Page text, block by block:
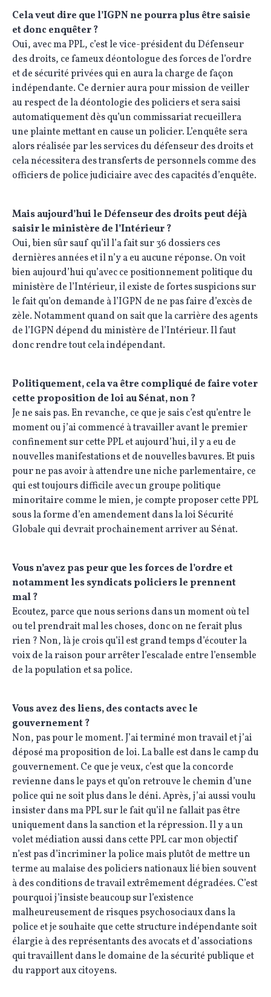
Cela veut dire que l’IGPN ne pourra plus être saisie
et donc enquêter ?
Oui, avec ma PPL, c’est le vice-président du Défenseur
des droits, ce fameux déontologue des forces de l’ordre
et de sécurité privées qui en aura la charge de façon
indépendante. Ce dernier aura pour mission de veiller
au respect de la déontologie des policiers et sera saisi
automatiquement dès qu’un commissariat recueillera
une plainte mettant en cause un policier. L’enquête sera
alors réalisée par les services du défenseur des droits et
cela nécessitera des transferts de personnels comme des
officiers de police judiciaire avec des capacités d’enquête.
Mais aujourd’hui le Défenseur des droits peut déjà
saisir le ministère de l’Intérieur ?
Oui, bien sûr sauf qu’il l’a fait sur 36 dossiers ces
dernières années et il n’y a eu aucune réponse. On voit
bien aujourd’hui qu’avec ce positionnement politique du
ministère de l’Intérieur, il existe de fortes suspicions sur
le fait qu’on demande à l’IGPN de ne pas faire d’excès de
zèle. Notamment quand on sait que la carrière des agents
de l’IGPN dépend du ministère de l’Intérieur. Il faut
donc rendre tout cela indépendant.
Politiquement, cela va être compliqué de faire voter
cette proposition de loi au Sénat, non ?
Je ne sais pas. En revanche, ce que je sais c’est qu’entre le
moment ou j’ai commencé à travailler avant le premier
confinement sur cette PPL et aujourd’hui, il y a eu de
nouvelles manifestations et de nouvelles bavures. Et puis
pour ne pas avoir à attendre une niche parlementaire, ce
qui est toujours difficile avec un groupe politique
minoritaire comme le mien, je compte proposer cette PPL
sous la forme d’en amendement dans la loi Sécurité
Globale qui devrait prochainement arriver au Sénat.
Vous n’avez pas peur que les forces de l’ordre et
notamment les syndicats policiers le prennent
mal ?
Ecoutez, parce que nous serions dans un moment où tel
ou tel prendrait mal les choses, donc on ne ferait plus
rien ? Non, là je crois qu’il est grand temps d’écouter la
voix de la raison pour arrêter l’escalade entre l’ensemble
de la population et sa police.
Vous avez des liens, des contacts avec le
gouvernement ?
Non, pas pour le moment. J’ai terminé mon travail et j’ai
déposé ma proposition de loi. La balle est dans le camp du
gouvernement. Ce que je veux, c’est que la concorde
revienne dans le pays et qu’on retrouve le chemin d’une
police qui ne soit plus dans le déni. Après, j’ai aussi voulu
insister dans ma PPL sur le fait qu’il ne fallait pas être
uniquement dans la sanction et la répression. Il y a un
volet médiation aussi dans cette PPL car mon objectif
n’est pas d’incriminer la police mais plutôt de mettre un
terme au malaise des policiers nationaux lié bien souvent
à des conditions de travail extrêmement dégradées. C’est
pourquoi j’insiste beaucoup sur l’existence
malheureusement de risques psychosociaux dans la
police et je souhaite que cette structure indépendante soit
élargie à des représentants des avocats et d’associations
qui travaillent dans le domaine de la sécurité publique et
du rapport aux citoyens.